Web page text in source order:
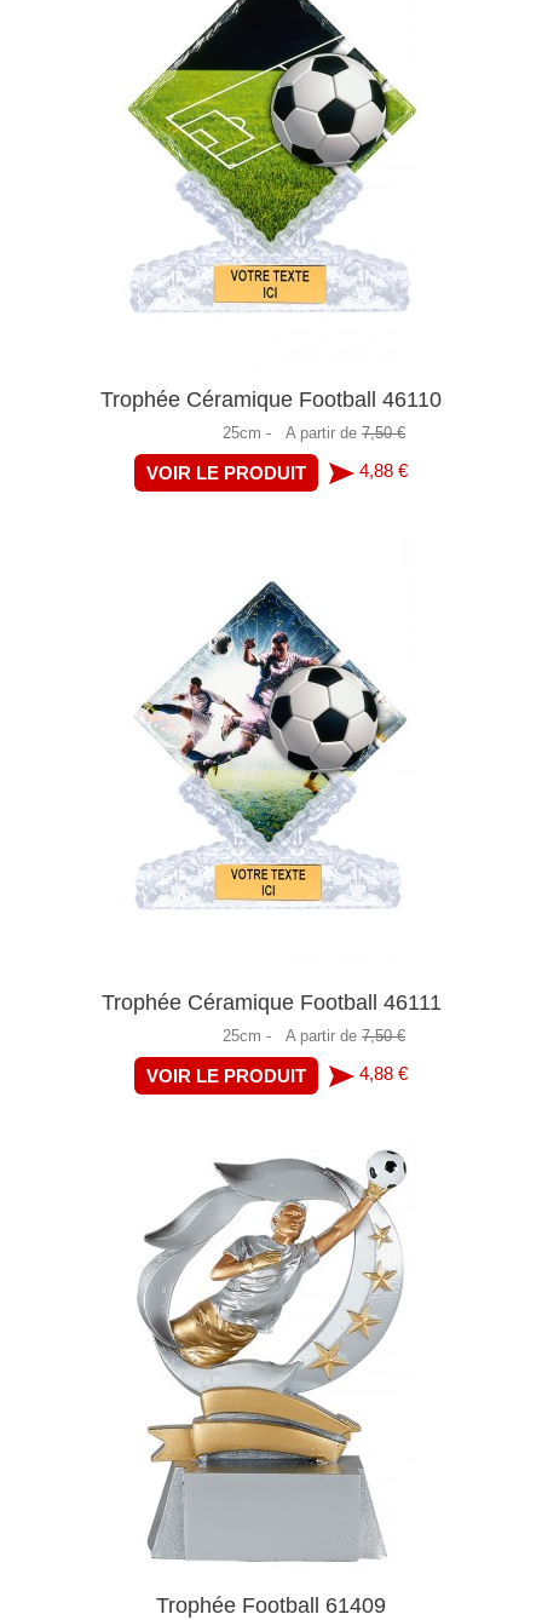
Trophée Céramique Football 46110
25cm - A partir de 7,50 €
VOIR LE PRODUIT 4,88 €
Trophée Céramique Football 46111
25cm - A partir de 7,50 €
VOIR LE PRODUIT 4,88 €
Trophée Football 61409